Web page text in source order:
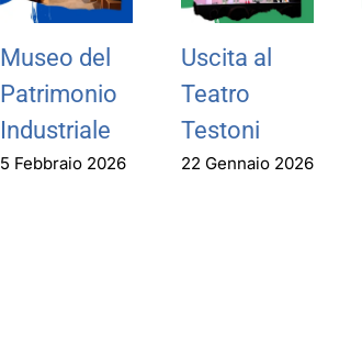
Museo del
Patrimonio
Industriale
5 Febbraio 2026
Uscita al
Teatro
Testoni
22 Gennaio 2026